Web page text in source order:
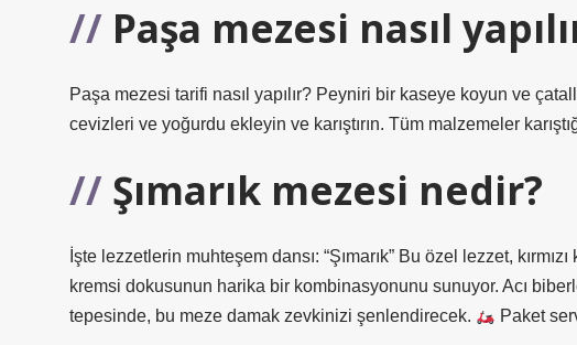
Paşa mezesi nasıl
Paşa mezesi tarifi nasıl yapılır? Peyniri bir kaseye koyun ve
cevizleri ve yoğurdu ekleyin ve karıştırın. Tüm malzemeler
Şımarık mezesi nedir?
İşte lezzetlerin muhteşem dansı: “Şımarık” Bu özel lezzet,
kremsi dokusunun harika bir kombinasyonunu sunuyor. Acı
tepesinde, bu meze damak zevkinizi şenlendirecek.
Paket